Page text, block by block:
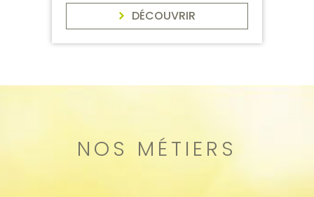
DÉCOUVRIR
NOS MÉTIERS